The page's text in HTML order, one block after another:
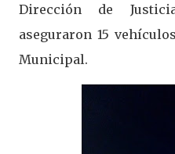
Dirección de
aseguraron 15
Municipal.